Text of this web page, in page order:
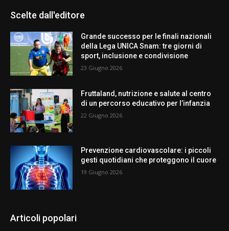
Scelte dall'editore
Grande successo per le finali nazionali
della Lega UNICA Snam: tre giorni di
sport, inclusione e condivisione
23 Giugno 2026
Fruttaland, nutrizione e salute al centro
di un percorso educativo per l’infanzia
22 Giugno 2026
Prevenzione cardiovascolare: i piccoli
gesti quotidiani che proteggono il cuore
19 Giugno 2026
Articoli popolari